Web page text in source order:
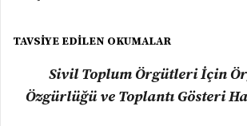
TAVSİYE EDİLEN OKUMALAR
Sivil Toplum Örgütleri İçin
Özgürlüğü ve Toplantı Gösteri